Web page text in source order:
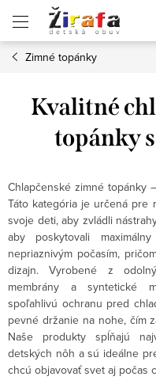
obsah
Zimné topánky
Kvalitné
topánky
Chlapčenské zimné topánky
Táto kategória je určená pre
svoje deti, aby zvládli
aby poskytovali
nepriaznivým počasím,
dizajn. Vyrobené z
membrány a syntetické
spoľahlivú ochranu pred
pevné držanie na nohe, čím
Naše produkty spĺňajú
detských nôh a sú ideálne
chcú objavovať svet aj počas